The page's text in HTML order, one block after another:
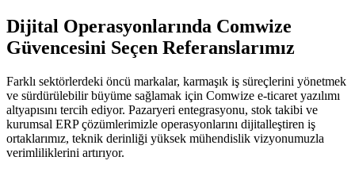
Dijital Operasyonlarında Comwize
Güvencesini Seçen Referanslarımız
Farklı sektörlerdeki öncü markalar, karmaşık iş süreçlerini yönetmek
ve sürdürülebilir büyüme sağlamak için Comwize e-ticaret yazılımı
altyapısını tercih ediyor. Pazaryeri entegrasyonu, stok takibi ve
kurumsal ERP çözümlerimizle operasyonlarını dijitalleştiren iş
ortaklarımız, teknik derinliği yüksek mühendislik vizyonumuzla
verimliliklerini artırıyor.